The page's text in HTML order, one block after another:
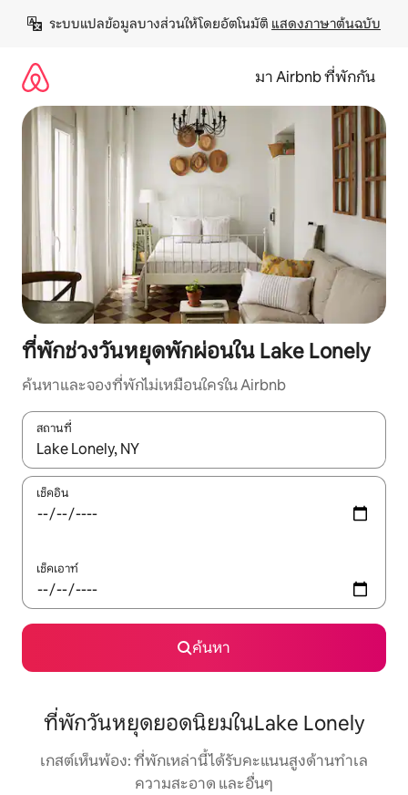
เนื้อหา
ระบบแปลข้อมูลบางส่วนให้โดยอัตโนมัติ แสดงภาษาต้นฉบับ
มา Airbnb ที่พักกัน
ที่พักช่วงวันหยุดพักผ่อนใน Lake Lonely
ค้นหาและจองที่พักไม่เหมือนใครใน Airbnb
สถานที่
ใช้ลูกศรขึ้นลง หรือใช้การสัมผัสหรือปัด เพื่อสำรวจผลการค้นหา
เช็คอิน
เช็คเอาท์
ค้นหา
ที่พักวันหยุดยอดนิยมในLake Lonely
เกสต์เห็นพ้อง: ที่พักเหล่านี้ได้รับคะแนนสูงด้านทำเล
ความสะอาด และอื่นๆ